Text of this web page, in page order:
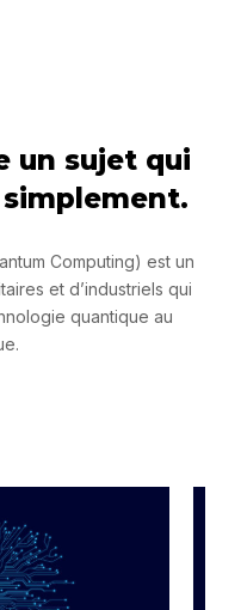
un sujet qui
simplement.
Computing) est un
et d’industriels qui
quantique au